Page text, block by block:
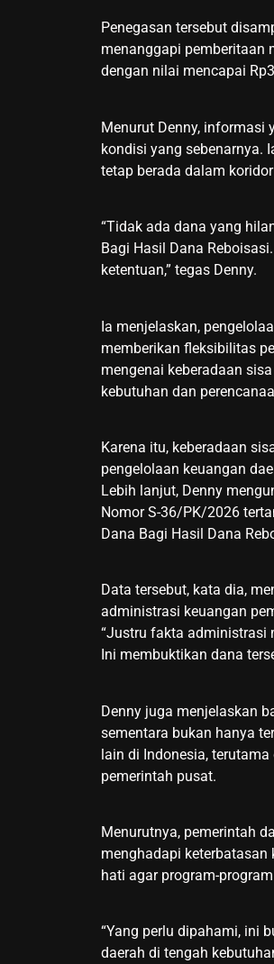
Penegasan tersebut
menanggapi pemberitaan
dengan nilai mencapai
Menurut Denny, informasi
kondisi yang sebenarnya.
tetap berada dalam
“Tidak ada dana yang
Bagi Hasil Dana
ketentuan,” tegas Denny.
Ia menjelaskan,
memberikan fleksibilitas
mengenai keberadaan
kebutuhan dan
Karena itu, keberadaan
pengelolaan keuangan
Lebih lanjut, Denny
Nomor S-36/PK/2026
Dana Bagi Hasil Dana
Data tersebut, kata dia,
administrasi keuangan
“Justru fakta administrasi
Ini membuktikan dana
Denny juga menjelaskan
sementara bukan hanya
lain di Indonesia,
pemerintah pusat.
Menurutnya, pemerintah
menghadapi keterbatasan
hati agar program-
“Yang perlu dipahami, ini
daerah di tengah